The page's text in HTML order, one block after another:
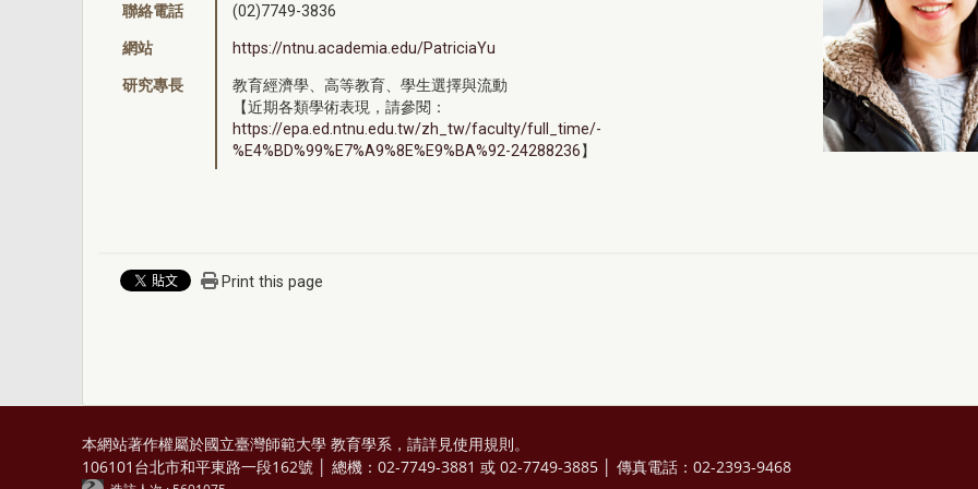
聯絡電話 (02)7749-3836
網站 https://ntnu.academia.edu/PatriciaYu
研究專長
教育經濟學、高等教育、學生選擇與流動
【近期各類學術表現，請參閱：
https://epa.ed.ntnu.edu.tw/zh_tw/faculty/full_time/-
%E4%BD%99%E7%A9%8E%E9%BA%92-24288236】
Print this page
本網站著作權屬於國立臺灣師範大學 教育學系，請詳見使用規則。
106101台北市和平東路一段162號 │ 總機：02-7749-3881 或 02-7749-3885 │ 傳真電話：02-2393-9468